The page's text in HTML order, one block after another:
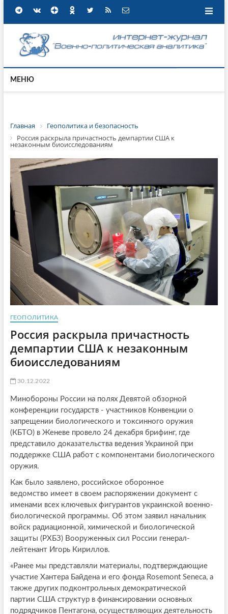
МЕНЮ
Главная
Геополитика и безопасность
Россия раскрыла причастность демпартии США к
незаконным биоисследованиям
ГЕОПОЛИТИКА
Россия раскрыла причастность
демпартии США к незаконным
биоисследованиям
30.12.2022
Минобороны России на полях Девятой обзорной
конференции государств - участников Конвенции о
запрещении биологического и токсинного оружия
(КБТО) в Женеве провело 24 декабря брифинг, где
представило доказательства ведения Украиной при
поддержке США работ с компонентами биологического
оружия.
Как было заявлено, российское оборонное
ведомство имеет в своем распоряжении документ с
именами всех ключевых фигурантов украинской военно-
биологической программы. Об этом заявил начальник
войск радиационной, химической и биологической
защиты (РХБЗ) Вооруженных сил России генерал-
лейтенант Игорь Кириллов.
«Ранее мы представляли материалы, подтверждающие
участие Хантера Байдена и его фонда Rosemont Seneca, а
также других подконтрольных демократической
партии США структур в финансировании основных
подрядчиков Пентагона, осуществляющих деятельность